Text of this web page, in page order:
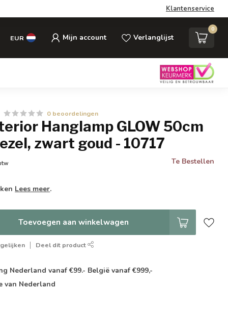
Klantenservice
EUR Mijn account Verlanglijst
0
0 beoordelingen
Hanglamp GLOW 50cm
zwart goud - 10717
Te Bestellen
Lees meer.
Toevoegen aan winkelwagen
Deel dit product
Nederland vanaf €99.- België vanaf €999,-
van Nederland